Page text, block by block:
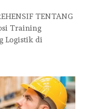
TENTANG
Training
Logistik di